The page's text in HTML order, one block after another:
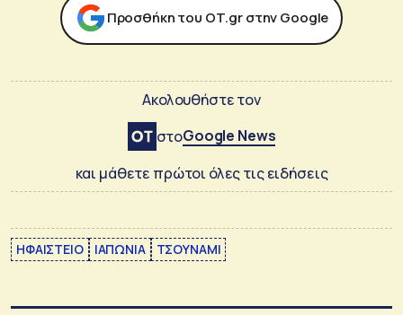
Προσθήκη του ΟΤ.gr στην Google
Ακολουθήστε τον
στοGoogle News
και μάθετε πρώτοι όλες τις ειδήσεις
ΗΦΑΙΣΤΕΙΟ ΙΑΠΩΝΙΑ ΤΣΟΥΝΑΜΙ